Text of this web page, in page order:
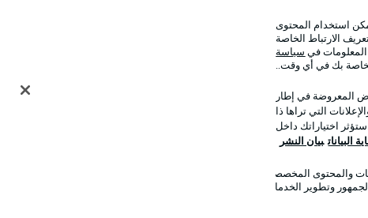
استخدام المحتوى
الارتباط الخاصة
المعلومات في سياسة
بك في أي وقت..
المعروضة في إطار
التي تراها ذا
اختياراتك داخل
البيانات بيان النشر
والمحتوى المخصصان
وتطوير الخدمات.